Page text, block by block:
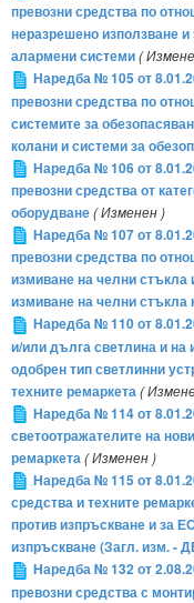
превозни средства по
неразрешено използване
алармени системи(
Наредба № 105 от
превозни средства по
системите за
колани и системи за
Наредба № 106 от
превозни средства от
оборудване( Изменен )
Наредба № 107 от
превозни средства по
измиване на челни стъкла
измиване на челни стъкла
Наредба № 110 от
и/или дълга светлина и на
одобрен тип светлинни
техните ремаркета(
Наредба № 114 от
светоотражателите на
ремаркета( Изменен )
Наредба № 115 от
средства и техните
против изпръскване и за
изпръскване (Загл. изм. -
Наредба № 132 от
превозни средства с